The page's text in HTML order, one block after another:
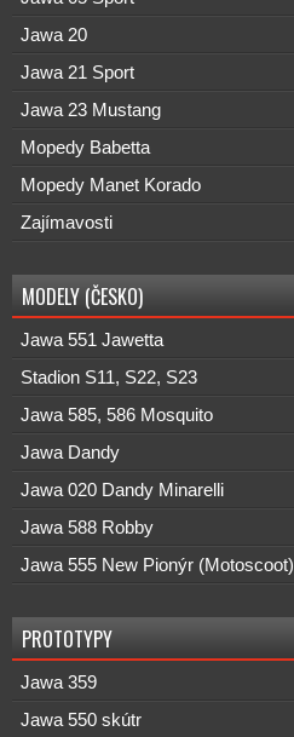
Jawa 20
Jawa 21 Sport
Jawa 23 Mustang
Mopedy Babetta
Mopedy Manet Korado
Zajímavosti
MODELY (ČESKO)
Jawa 551 Jawetta
Stadion S11, S22, S23
Jawa 585, 586 Mosquito
Jawa Dandy
Jawa 020 Dandy Minarelli
Jawa 588 Robby
Jawa 555 New Pionýr (Motoscoot)
PROTOTYPY
Jawa 359
Jawa 550 skútr